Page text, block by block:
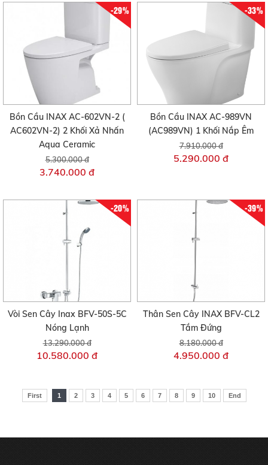
-29%
Bồn Cầu INAX AC-602VN-2 (
AC602VN-2) 2 Khối Xả Nhấn
Aqua Ceramic
5.300.000 đ
3.740.000 đ
-33%
Bồn Cầu INAX AC-989VN
(AC989VN) 1 Khối Nắp Êm
7.910.000 đ
5.290.000 đ
-20%
Vòi Sen Cây Inax BFV-50S-5C
Nóng Lạnh
13.290.000 đ
10.580.000 đ
-39%
Thân Sen Cây INAX BFV-CL2
Tắm Đứng
8.180.000 đ
4.950.000 đ
First 1 2 3 4 5 6 7 8 9 10 End